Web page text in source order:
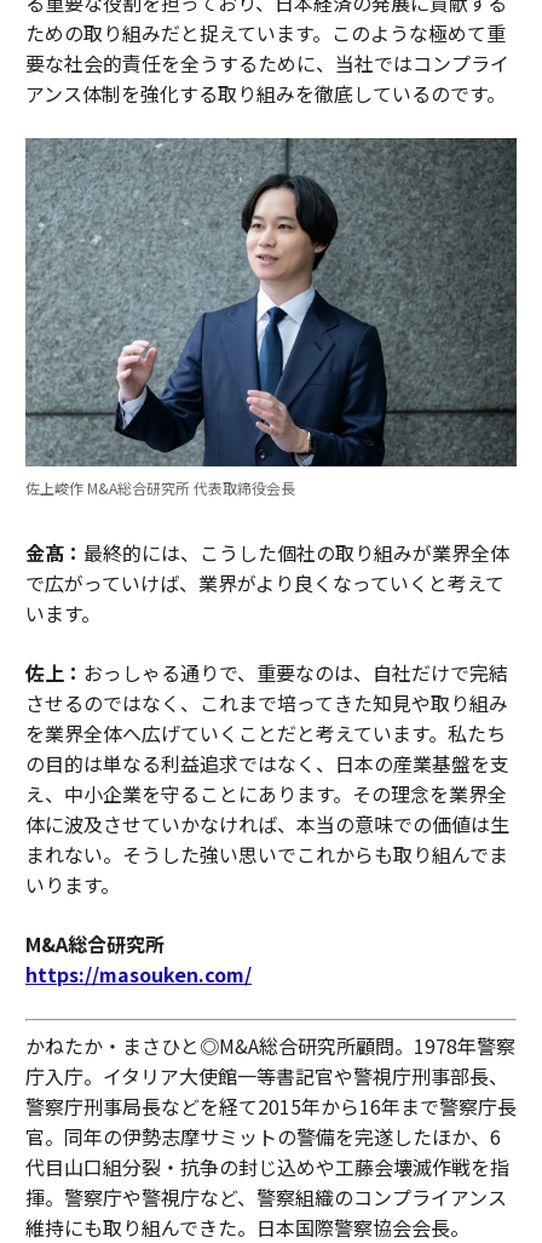
ための取り組みだと捉えています。このような極めて重
要な社会的責任を全うするために、当社ではコンプライ
アンス体制を強化する取り組みを徹底しているのです。
佐上峻作 M&A総合研究所 代表取締役会長
金髙： 最終的には、こうした個社の取り組みが業界全体
で広がっていけば、業界がより良くなっていくと考えて
います。
佐上： おっしゃる通りで、重要なのは、自社だけで完結
させるのではなく、これまで培ってきた知見や取り組み
を業界全体へ広げていくことだと考えています。私たち
の目的は単なる利益追求ではなく、日本の産業基盤を支
え、中小企業を守ることにあります。その理念を業界全
体に波及させていかなければ、本当の意味での価値は生
まれない。そうした強い思いでこれからも取り組んでま
いります。
M&A総合研究所
https://masouken.com/
かねたか・まさひと◎M&A総合研究所顧問。1978年警察
庁入庁。イタリア大使館一等書記官や警視庁刑事部長、
警察庁刑事局長などを経て2015年から16年まで警察庁長
官。同年の伊勢志摩サミットの警備を完遂したほか、6
代目山口組分裂・抗争の封じ込めや工藤会壊滅作戦を指
揮。警察庁や警視庁など、警察組織のコンプライアンス
維持にも取り組んできた。日本国際警察協会会長。